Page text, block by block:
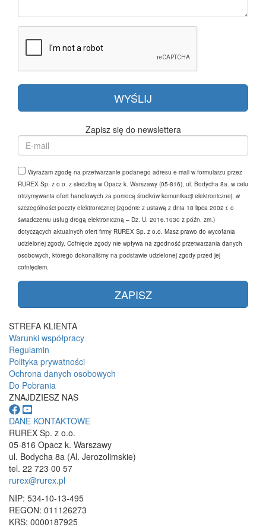
Zapisz się do newslettera
Wyrażam zgodę na przetwarzanie podanego adresu e-mail w formularzu przez
RUREX Sp. z o.o. z siedzibą w Opacz k. Warszawy (05-816), ul. Bodycha 8a. w celu
otrzymywania ofert handlowych za pomocą środków komunikacji elektronicznej, w
szczególności poczty elektronicznej (zgodnie z ustawą z dnia 18 lipca 2002 r. o
świadczeniu usług drogą elektroniczną – Dz. U. 2016.1030 z późn. zm.)
dotyczących aktualnych ofert firmy RUREX Sp. z o.o. Masz prawo do wycofania
udzielonej zgody. Cofnięcie zgody nie wpływa na zgodność przetwarzania danych
osobowych, którego dokonaliśmy na podstawie udzielonej zgody przed jej
cofnięciem.
STREFA KLIENTA
Warunki współpracy
Regulamin
Polityka prywatności
Ochrona danych osobowych
Do Pobrania
ZNAJDZIESZ NAS
DANE KONTAKTOWE
RUREX Sp. z o.o.
05-816 Opacz k. Warszawy
ul. Bodycha 8a (Al. Jerozolimskie)
tel. 22 723 00 57
rurex@rurex.pl
NIP: 534-10-13-495
REGON: 011126273
KRS: 0000187925